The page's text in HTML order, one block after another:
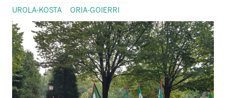
UROLA-KOSTA ORIA-GOIERRI